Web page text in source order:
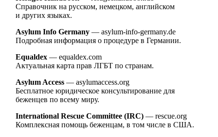
Справочник на русском, немецком, английском
и других языках.
Asylum Info Germany — asylum-info-germany.de
Подробная информация о процедуре в Германии.
Equaldex — equaldex.com
Актуальная карта прав ЛГБТ по странам.
Asylum Access — asylumaccess.org
Бесплатное юридическое консультирование для
беженцев по всему миру.
International Rescue Committee (IRC) — rescue.org
Комплексная помощь беженцам, в том числе в США.